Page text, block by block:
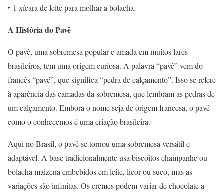
▫️ 1 xícara de leite para molhar a bolacha.
A História do Pavê
O pavê, uma sobremesa popular e amada em muitos lares
brasileiros, tem uma origem curiosa. A palavra “pavê” vem do
francês “pavé”, que significa “pedra de calçamento”. Isso se refere
à aparência das camadas da sobremesa, que lembram as pedras de
um calçamento. Embora o nome seja de origem francesa, o pavê
como o conhecemos é uma criação brasileira.
Aqui no Brasil, o pavê se tornou uma sobremesa versátil e
adaptável. A base tradicionalmente usa biscoitos champanhe ou
bolacha maizena embebidos em leite, licor ou suco, mas as
variações são infinitas. Os cremes podem variar de chocolate a